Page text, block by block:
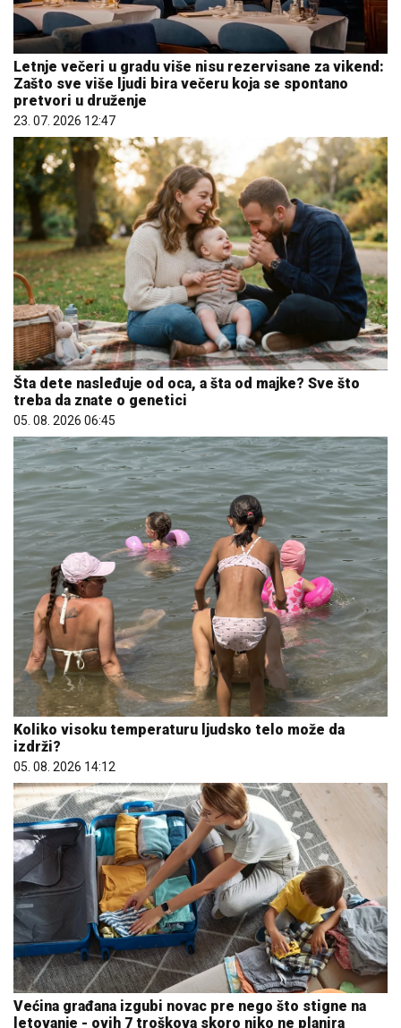
Letnje večeri u gradu više nisu rezervisane za vikend:
Zašto sve više ljudi bira večeru koja se spontano
pretvori u druženje
23. 07. 2026 12:47
Šta dete nasleđuje od oca, a šta od majke? Sve što
treba da znate o genetici
05. 08. 2026 06:45
Koliko visoku temperaturu ljudsko telo može da
izdrži?
05. 08. 2026 14:12
Većina građana izgubi novac pre nego što stigne na
letovanje - ovih 7 troškova skoro niko ne planira